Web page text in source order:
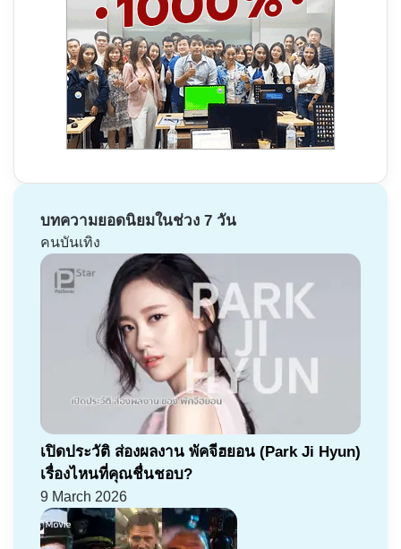
บทความยอดนิยมในช่วง 7 วัน
คนบันเทิง
เปิดประวัติ ส่องผลงาน พัคจีฮยอน (Park Ji Hyun)
เรื่องไหนที่คุณชื่นชอบ?
9 March 2026